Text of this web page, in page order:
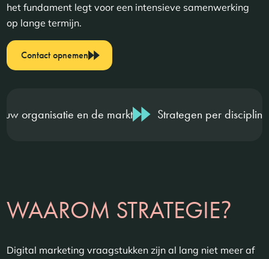
het fundament legt voor een intensieve samenwerking
op lange termijn.
Contact opnemen
en de markt Strategen per discipline & branche
WAAROM STRATEGIE?
Digital marketing vraagstukken zijn al lang niet meer af